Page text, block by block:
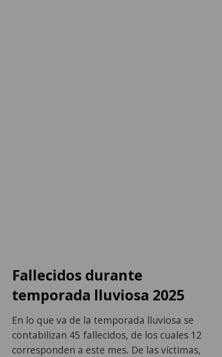
Fallecidos durante
temporada lluviosa 2025
En lo que va de la temporada lluviosa se
contabilizan 45 fallecidos, de los cuales 12
corresponden a este mes. De las víctimas,